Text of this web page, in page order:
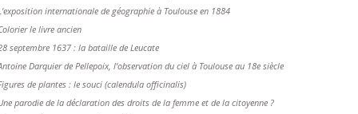
internationale de géographie à Toulouse en 1884
le livre ancien
septembre 1637 : la bataille de Leucate
Darquier de Pellepoix, l’observation du ciel à Toulouse au 18e siècle
de plantes : le souci (calendula officinalis)
parodie de la déclaration des droits de la femme et de la citoyenne ?